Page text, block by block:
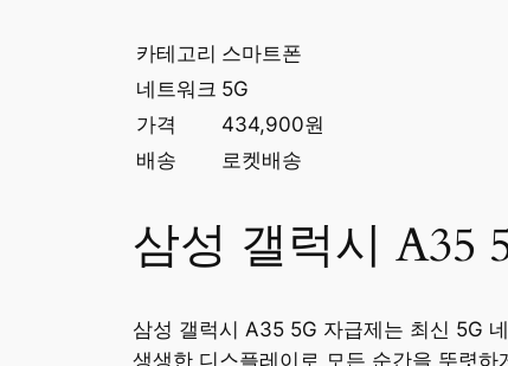
카테고리 스마트폰
네트워크 5G
가격
434,900원
배송
로켓배송
삼성 갤럭시 A35
삼성 갤럭시 A35 5G 자급제는 최신 5G
생생한 디스플레이로 모든 순간을 뚜렷